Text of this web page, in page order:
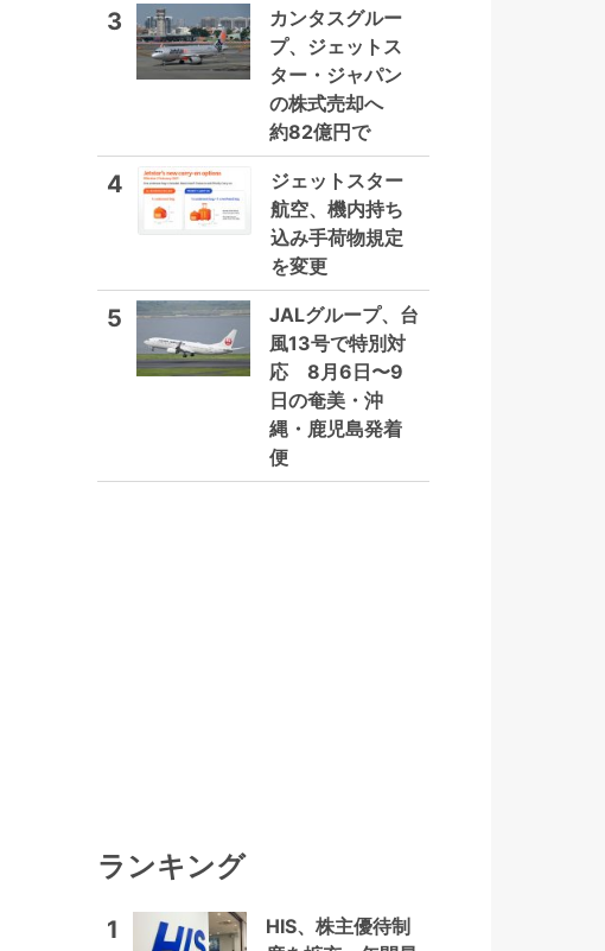
3
カンタスグルー
プ、ジェットス
ター・ジャパン
の株式売却へ
約82億円で
4
ジェットスター
航空、機内持ち
込み手荷物規定
を変更
5
JALグループ、台
風13号で特別対
応 8月6日〜9
日の奄美・沖
縄・鹿児島発着
便
ランキング
1
HIS、株主優待制